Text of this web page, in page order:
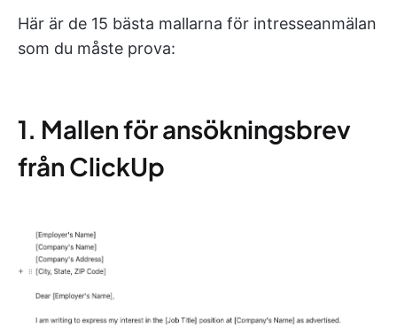
Här är de 15 bästa mallarna för intresseanmälan
som du måste prova:
1. Mallen för ansökningsbrev
från ClickUp